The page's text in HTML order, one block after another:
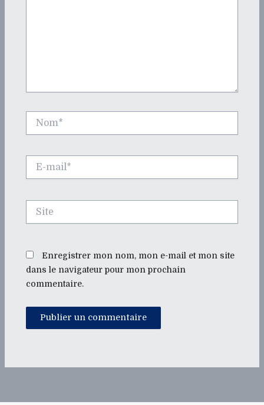
mail*
Enregistrer mon nom, mon e-mail et mon site
dans le navigateur pour mon prochain
commentaire.